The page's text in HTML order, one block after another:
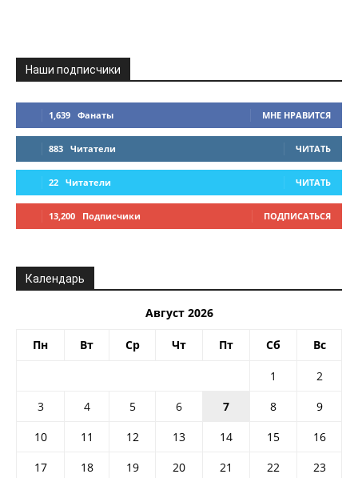
Наши подписчики
1,639 Фанаты МНЕ НРАВИТСЯ
883 Читатели ЧИТАТЬ
22 Читатели ЧИТАТЬ
13,200 Подписчики ПОДПИСАТЬСЯ
Календарь
Август 2026
Пн Вт Ср Чт Пт Сб Вс
1
2
3
4 5 6 7 8
9
10
11 12 13 14 15
16
17
18 19 20 21 22 23